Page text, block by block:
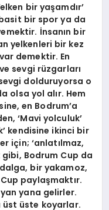
bir yaşamdır’
bir spor ya da
İnsanın bir
yelkenleri bir kez
demektir. En
sevgi rüzgarları
dolduruyorsa o
olsa yol alır. Hem
en Bodrum’a
‘Mavi yolculuk’
kendisine ikinci bir
için; ‘anlatılmaz,
gibi, Bodrum Cup da
bir yakamoz,
paylaşmaktır.
yana gelirler.
üst üste koyarlar.